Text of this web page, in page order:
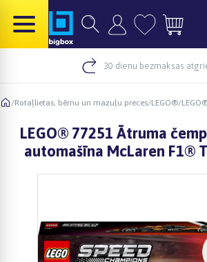
30 dienu bezmaksas
/Rotaļlietas, bērnu un mazuļu preces/LEGO®/
LEGO® 77251 Ātruma
automašīna McLaren F1®